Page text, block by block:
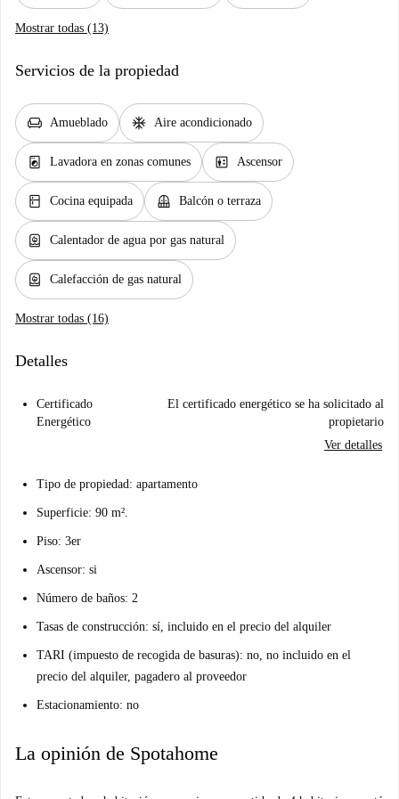
Mostrar todas (13)
Servicios de la propiedad
chair Amueblado ac_unit Aire acondicionado
local_laundry_service Lavadora en zonas comunes elevator Ascensor
kitchen Cocina equipada balcony Balcón o terraza
water_heater Calentador de agua por gas natural
water_heater Calefacción de gas natural
Mostrar todas (16)
Detalles
Certificado
Energético
El certificado energético se ha solicitado al
propietario
Ver detalles
Tipo de propiedad: apartamento
Superficie: 90 m².
Piso: 3er
Ascensor: si
Número de baños: 2
Tasas de construcción: sí, incluido en el precio del alquiler
TARI (impuesto de recogida de basuras): no, no incluido en el
precio del alquiler, pagadero al proveedor
Estacionamiento: no
La opinión de Spotahome